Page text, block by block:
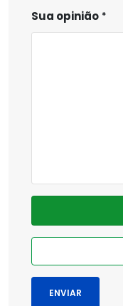
Sua opinião